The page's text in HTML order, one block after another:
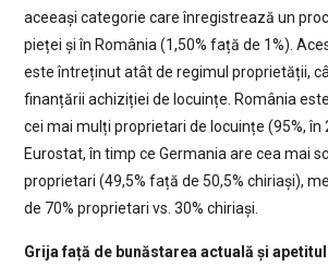
aceeași categorie care înregistrează un
pieței și în România (1,50% față de 1%).
este întreținut atât de regimul proprietății,
finanțării achiziției de locuințe. România
cei mai mulți proprietari de locuințe (95%, în
Eurostat, în timp ce Germania are cea mai
proprietari (49,5% față de 50,5% chiriași),
de 70% proprietari vs. 30% chiriași.
Grija față de bunăstarea actuală și